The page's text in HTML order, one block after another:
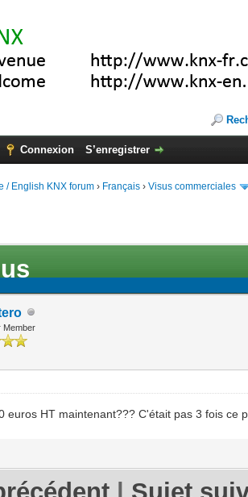
Connexion S’enregistrer
/ English KNX forum › Français › Visus commerciales
Member
euros HT maintenant??? C'était pas 3 fois